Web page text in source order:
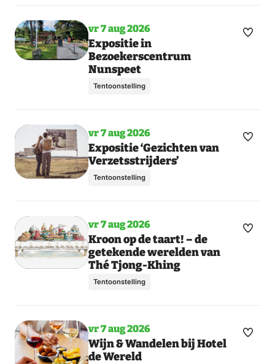
Toon
meer
dagen
vr 7 aug 2026
Expositie in
Bezoekerscentrum
Nunspeet
Tentoonstelling
Maak
Toon
meer
dagen
vr 7 aug 2026
Expositie ‘Gezichten van
Verzetsstrijders’
Tentoonstelling
Maak
vr 7 aug 2026
Kroon op de taart! – de
getekende werelden van
Thé Tjong-Khing
Tentoonstelling
Maak
vr 7 aug 2026
Wijn & Wandelen bij Hotel
de Wereld
Maak